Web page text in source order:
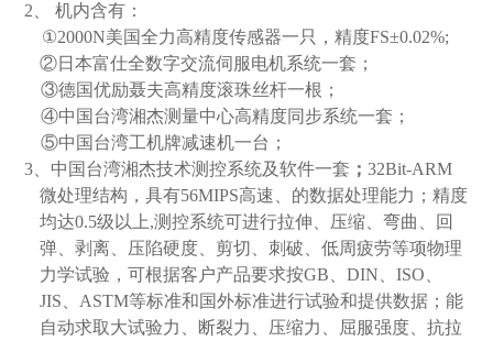
2、
机内含有：
①2000N美国全力高精度传感器一只，精度FS±0.02%;
②日本富仕全数字交流伺服电机系统一套；
③德国优励聂夫高精度滚珠丝杆一根；
④中国台湾湘杰测量中心高精度同步系统一套；
⑤中国台湾工机牌减速机一台；
3 、中国台湾湘杰技术测控系统及软件一套 ；32Bit-ARM
微处理结构，具有56MIPS高速、的数据处理能力；精度
均达0.5级以上,测控系统可进行拉伸、压缩、弯曲、回
弹、剥离、压陷硬度、剪切、刺破、低周疲劳等项物理
力学试验，可根据客户产品要求按GB 、DIN 、ISO
JIS
ASTM等标准和国外标准进行试验和提供数据；能
自动求取大试验力、断裂力、压缩力、屈服强度、抗拉